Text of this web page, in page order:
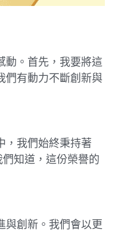
動。首先，我要將這
有動力不斷創新與
，我們始終秉持著
知道，這份榮譽的
與創新。我們會以更